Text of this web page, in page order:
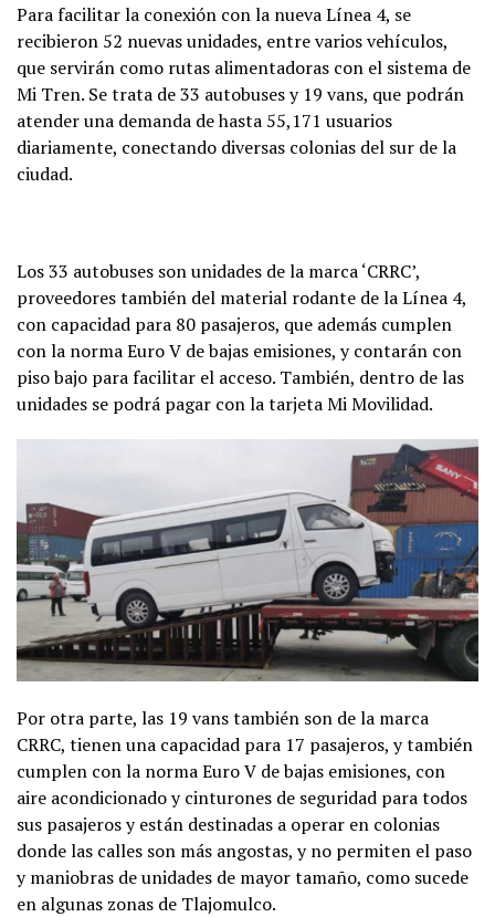
Para facilitar la conexión con la nueva Línea 4, se
recibieron 52 nuevas unidades, entre varios vehículos,
que servirán como rutas alimentadoras con el sistema de
Mi Tren. Se trata de 33 autobuses y 19 vans, que podrán
atender una demanda de hasta 55,171 usuarios
diariamente, conectando diversas colonias del sur de la
ciudad.
Los 33 autobuses son unidades de la marca ‘CRRC’,
proveedores también del material rodante de la Línea 4,
con capacidad para 80 pasajeros, que además cumplen
con la norma Euro V de bajas emisiones, y contarán con
piso bajo para facilitar el acceso. También, dentro de las
unidades se podrá pagar con la tarjeta Mi Movilidad.
Por otra parte, las 19 vans también son de la marca
CRRC, tienen una capacidad para 17 pasajeros, y también
cumplen con la norma Euro V de bajas emisiones, con
aire acondicionado y cinturones de seguridad para todos
sus pasajeros y están destinadas a operar en colonias
donde las calles son más angostas, y no permiten el paso
y maniobras de unidades de mayor tamaño, como sucede
en algunas zonas de Tlajomulco.